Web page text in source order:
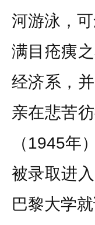
河游泳，
满目疮痍
经济系，
亲在悲苦
（1945年
被录取进
巴黎大学